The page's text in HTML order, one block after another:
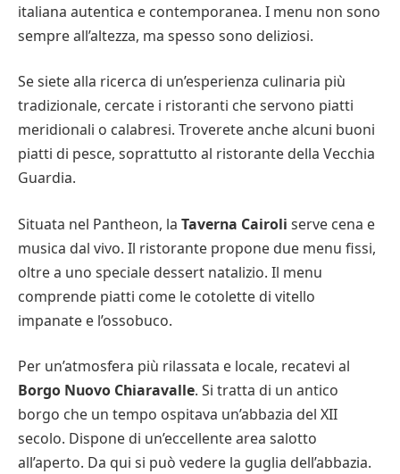
italiana autentica e contemporanea. I menu non sono
sempre all’altezza, ma spesso sono deliziosi.
Se siete alla ricerca di un’esperienza culinaria più
tradizionale, cercate i ristoranti che servono piatti
meridionali o calabresi. Troverete anche alcuni buoni
piatti di pesce, soprattutto al ristorante della Vecchia
Guardia.
Situata nel Pantheon, la Taverna Cairoli serve cena e
musica dal vivo. Il ristorante propone due menu fissi,
oltre a uno speciale dessert natalizio. Il menu
comprende piatti come le cotolette di vitello
impanate e l’ossobuco.
Per un’atmosfera più rilassata e locale, recatevi al
Borgo Nuovo Chiaravalle. Si tratta di un antico
borgo che un tempo ospitava un’abbazia del XII
secolo. Dispone di un’eccellente area salotto
all’aperto. Da qui si può vedere la guglia dell’abbazia.